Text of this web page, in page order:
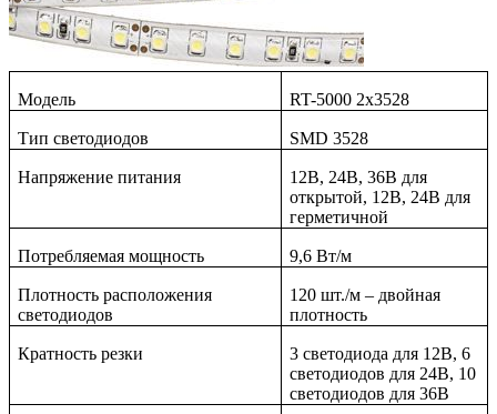
Модель RT-5000 2x3528
Тип светодиодов SMD 3528
Напряжение питания
12В, 24В, 36В для
открытой, 12В, 24В для
герметичной
Потребляемая мощность 9,6 Вт/м
Плотность расположения
светодиодов
120 шт./м – двойная
плотность
Кратность резки
3 светодиода для 12В, 6
светодиодов для 24В, 10
светодиодов для 36В